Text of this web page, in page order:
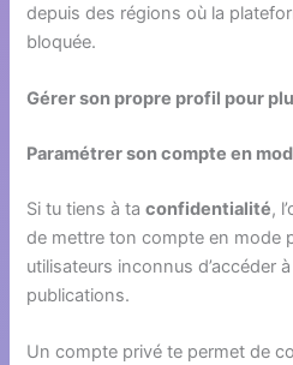
depuis des régions où la
bloquée.
Gérer son propre profil pour
Paramétrer son compte en
Si tu tiens à taconfidentialité,
de mettre ton compte en mode
utilisateurs inconnus d’accéder
publications.
Un compte privé te permet de